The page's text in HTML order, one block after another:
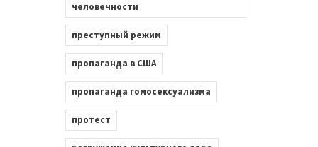
человечности
преступный режим
пропаганда в США
пропаганда гомосексуализма
протест